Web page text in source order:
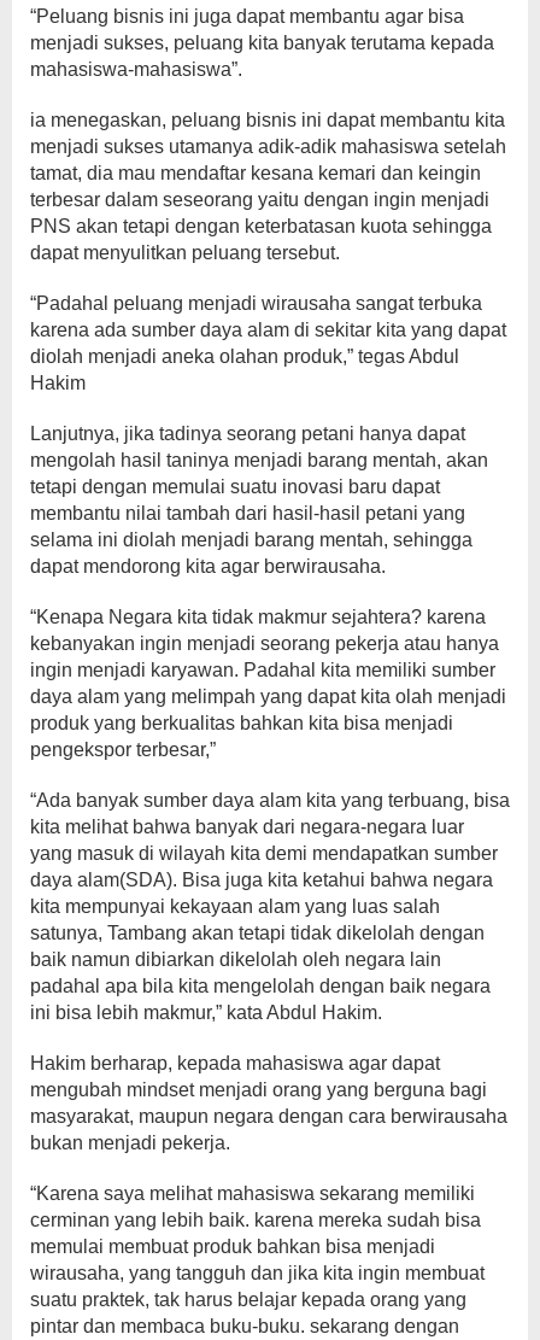
“Peluang bisnis ini juga dapat membantu agar bisa
menjadi sukses, peluang kita banyak terutama kepada
mahasiswa-mahasiswa”.
ia menegaskan, peluang bisnis ini dapat membantu kita
menjadi sukses utamanya adik-adik mahasiswa setelah
tamat, dia mau mendaftar kesana kemari dan keingin
terbesar dalam seseorang yaitu dengan ingin menjadi
PNS akan tetapi dengan keterbatasan kuota sehingga
dapat menyulitkan peluang tersebut.
“Padahal peluang menjadi wirausaha sangat terbuka
karena ada sumber daya alam di sekitar kita yang dapat
diolah menjadi aneka olahan produk,” tegas Abdul
Hakim
Lanjutnya, jika tadinya seorang petani hanya dapat
mengolah hasil taninya menjadi barang mentah, akan
tetapi dengan memulai suatu inovasi baru dapat
membantu nilai tambah dari hasil-hasil petani yang
selama ini diolah menjadi barang mentah, sehingga
dapat mendorong kita agar berwirausaha.
“Kenapa Negara kita tidak makmur sejahtera? karena
kebanyakan ingin menjadi seorang pekerja atau hanya
ingin menjadi karyawan. Padahal kita memiliki sumber
daya alam yang melimpah yang dapat kita olah menjadi
produk yang berkualitas bahkan kita bisa menjadi
pengekspor terbesar,”
“Ada banyak sumber daya alam kita yang terbuang, bisa
kita melihat bahwa banyak dari negara-negara luar
yang masuk di wilayah kita demi mendapatkan sumber
daya alam(SDA). Bisa juga kita ketahui bahwa negara
kita mempunyai kekayaan alam yang luas salah
satunya, Tambang akan tetapi tidak dikelolah dengan
baik namun dibiarkan dikelolah oleh negara lain
padahal apa bila kita mengelolah dengan baik negara
ini bisa lebih makmur,” kata Abdul Hakim.
Hakim berharap, kepada mahasiswa agar dapat
mengubah mindset menjadi orang yang berguna bagi
masyarakat, maupun negara dengan cara berwirausaha
bukan menjadi pekerja.
“Karena saya melihat mahasiswa sekarang memiliki
cerminan yang lebih baik. karena mereka sudah bisa
memulai membuat produk bahkan bisa menjadi
wirausaha, yang tangguh dan jika kita ingin membuat
suatu praktek, tak harus belajar kepada orang yang
pintar dan membaca buku-buku. sekarang dengan